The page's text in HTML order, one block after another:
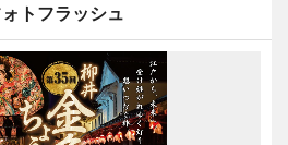
トフラッシュ